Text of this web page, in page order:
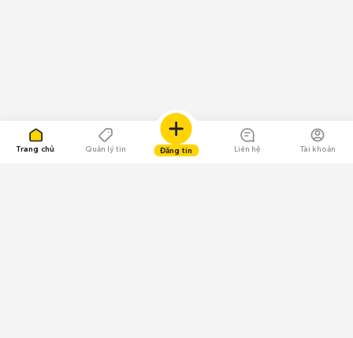
Trang chủ Quản lý tin Đăng tin Liên hệ Tài khoản